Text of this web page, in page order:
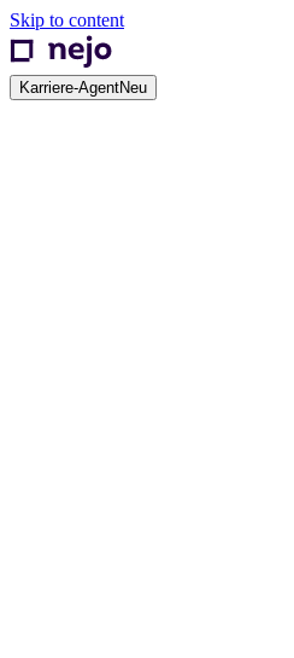
Skip to content
Karriere-AgentNeu